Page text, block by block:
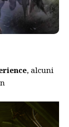
, alcuni